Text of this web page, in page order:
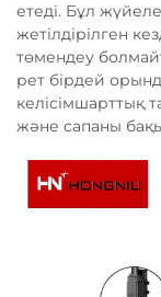
етеді. Бұл
жетілдірілген
төмендеу
рет бірдей
келісімшарттық
және сапаны